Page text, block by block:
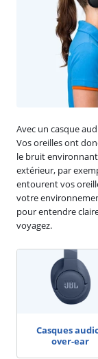
Avec un casque
Vos oreilles ont
le bruit
extérieur, par
entourent vos
votre
pour entendre
voyagez.
Casques
over-ear